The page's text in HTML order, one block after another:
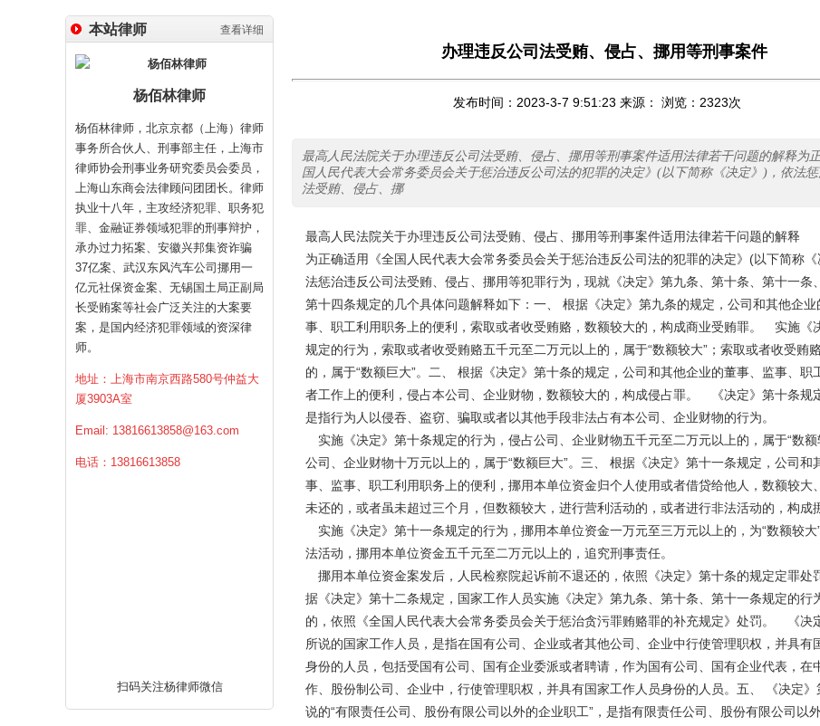
查看详细
本站律师
杨佰林律师
杨佰林律师，北京京都（上海）律师
事务所合伙人、刑事部主任，上海市
律师协会刑事业务研究委员会委员，
上海山东商会法律顾问团团长。律师
执业十八年，主攻经济犯罪、职务犯
罪、金融证券领域犯罪的刑事辩护，
承办过力拓案、安徽兴邦集资诈骗
37亿案、武汉东风汽车公司挪用一
亿元社保资金案、无锡国土局正副局
长受贿案等社会广泛关注的大案要
案，是国内经济犯罪领域的资深律
师。
地址：上海市南京西路580号仲益大
厦3903A室
Email: 13816613858@163.com
电话：13816613858
扫码关注杨律师微信
办理违反公司法受贿、侵占、挪用等刑事案件
发布时间：2023-3-7 9:51:23 来源： 浏览： 2323次
最高人民法院关于办理违反公司法受贿、侵占、挪用等刑事案件适用法律若干问题的解释为
国人民代表大会常务委员会关于惩治违反公司法的犯罪的决定》(以下简称《决定》)，依法
法受贿、侵占、挪
最高人民法院关于办理违反公司法受贿、侵占、挪用等刑事案件适用法律若干问题的解释
为正确适用《全国人民代表大会常务委员会关于惩治违反公司法的犯罪的决定》(以下简称
法惩治违反公司法受贿、侵占、挪用等犯罪行为，现就《决定》第九条、第十条、第十一条
第十四条规定的几个具体问题解释如下：一、 根据《决定》第九条的规定，公司和其他企业
事、职工利用职务上的便利，索取或者收受贿赂，数额较大的，构成商业受贿罪。 实施《
规定的行为，索取或者收受贿赂五千元至二万元以上的，属于“数额较大”；索取或者收受贿
的，属于“数额巨大”。二、 根据《决定》第十条的规定，公司和其他企业的董事、监事、职
者工作上的便利，侵占本公司、企业财物，数额较大的，构成侵占罪。 《决定》第十条规定
是指行为人以侵吞、盗窃、骗取或者以其他手段非法占有本公司、企业财物的行为。
实施《决定》第十条规定的行为，侵占公司、企业财物五千元至二万元以上的，属于“数额
公司、企业财物十万元以上的，属于“数额巨大”。三、 根据《决定》第十一条规定，公司和
事、监事、职工利用职务上的便利，挪用本单位资金归个人使用或者借贷给他人，数额较大
未还的，或者虽未超过三个月，但数额较大，进行营利活动的，或者进行非法活动的，构成
实施《决定》第十一条规定的行为，挪用本单位资金一万元至三万元以上的，为“数额较大
法活动，挪用本单位资金五千元至二万元以上的，追究刑事责任。
挪用本单位资金案发后，人民检察院起诉前不退还的，依照《决定》第十条的规定定罪处
据《决定》第十二条规定，国家工作人员实施《决定》第九条、第十条、第十一条规定的行
的，依照《全国人民代表大会常务委员会关于惩治贪污罪贿赂罪的补充规定》处罚。 《决
所说的国家工作人员，是指在国有公司、企业或者其他公司、企业中行使管理职权，并具有
身份的人员，包括受国有公司、国有企业委派或者聘请，作为国有公司、国有企业代表，在
作、股份制公司、企业中，行使管理职权，并具有国家工作人员身份的人员。五、 《决定》
说的“有限责任公司、股份有限公司以外的企业职工”，是指有限责任公司、股份有限公司以